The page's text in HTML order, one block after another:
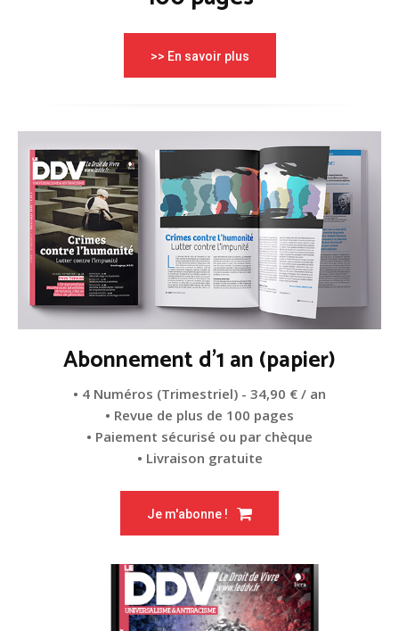
>> En savoir plus
Abonnement d'1 an (papier)
• 4 Numéros (Trimestriel) - 34,90 € / an
• Revue de plus de 100 pages
• Paiement sécurisé ou par chèque
• Livraison gratuite
Je m'abonne !